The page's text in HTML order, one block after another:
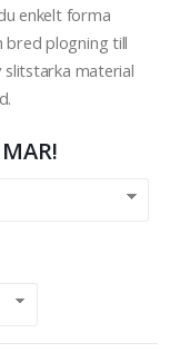
enkelt forma
bred plogning till
slitstarka material